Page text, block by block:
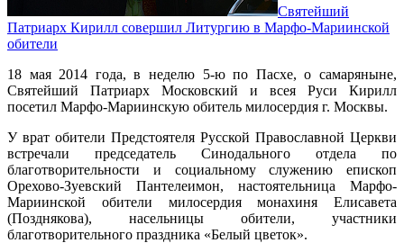
Святейший
Патриарх Кирилл совершил Литургию в Марфо-Мариинской
обители
18 мая 2014 года, в неделю 5-ю по Пасхе, о самаряныне,
Святейший Патриарх Московский и всея Руси Кирилл
посетил Марфо-Мариинскую обитель милосердия г. Москвы.
У врат обители Предстоятеля Русской Православной Церкви
встречали председатель Синодального отдела по
благотворительности и социальному служению епископ
Орехово-Зуевский Пантелеимон, настоятельница Марфо-
Мариинской обители милосердия монахиня Елисавета
(Позднякова), насельницы обители, участники
благотворительного праздника «Белый цветок».